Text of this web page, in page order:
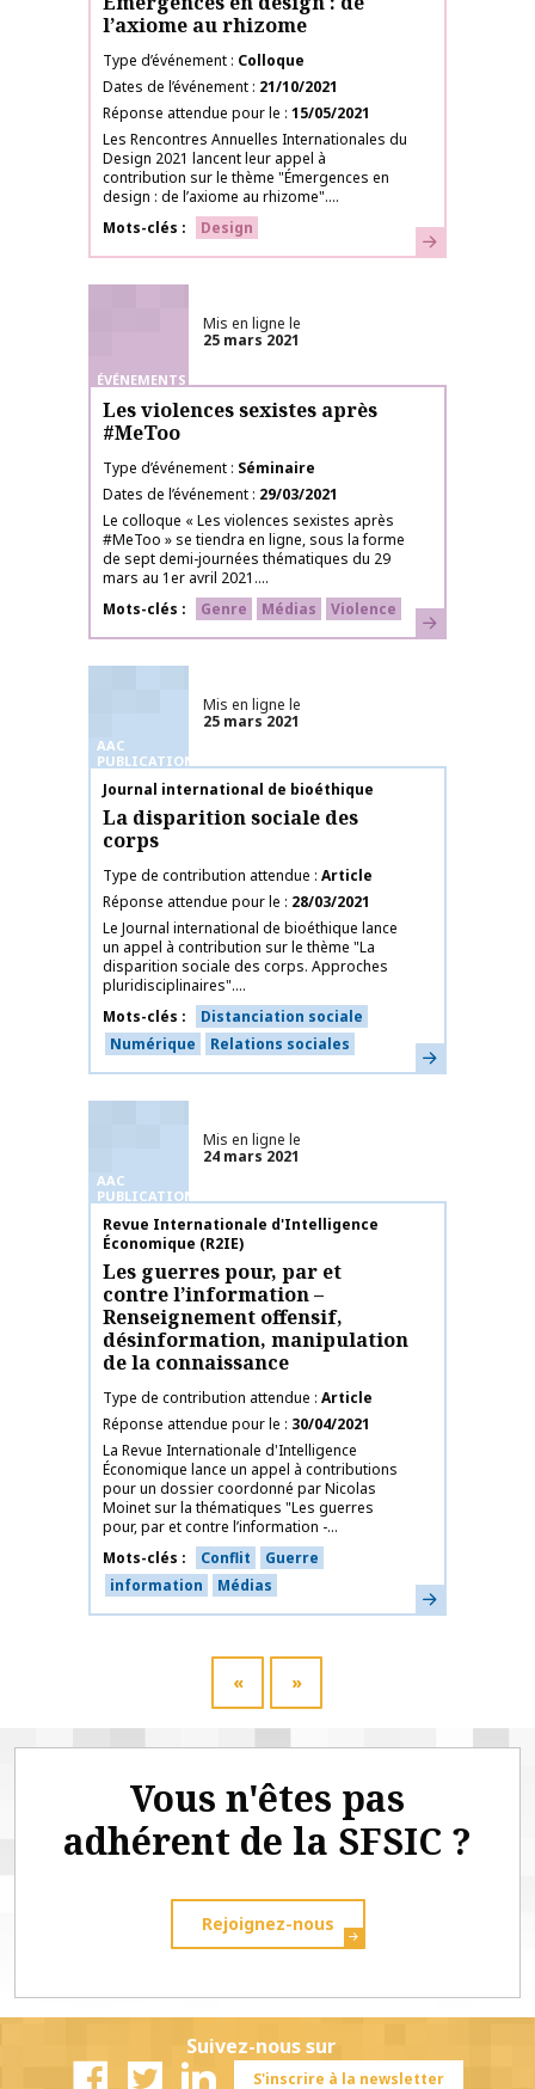
l’axiome au rhizome
Type d’événement Colloque
Dates de l’événement 21/10/2021
Réponse attendue pour le 15/05/2021
Les Rencontres Annuelles Internationales du
Design 2021 lancent leur appel à
contribution sur le thème "Émergences en
design : de l’axiome au rhizome"....
Mots-clés
Design En savoir plus
ÉVÉNEMENTS
Mis en ligne le
25 mars 2021
Les violences sexistes après
#MeToo
Type d’événement Séminaire
Dates de l’événement 29/03/2021
Le colloque « Les violences sexistes après
#MeToo » se tiendra en ligne, sous la forme
de sept demi-journées thématiques du 29
mars au 1er avril 2021....
Mots-clés
Genre Médias Violence En savoir plus
AAC
PUBLICATIONS
Mis en ligne le
25 mars 2021
Nom de la publication
Journal international de bioéthique
La disparition sociale des
corps
Type de contribution attendue Article
Réponse attendue pour le
28/03/2021
Le Journal international de bioéthique lance
un appel à contribution sur le thème "La
disparition sociale des corps. Approches
pluridisciplinaires"....
Mots-clés
Distanciation sociale
Numérique
Relations sociales En savoir plus
AAC
PUBLICATIONS
Mis en ligne le
24 mars 2021
Nom de la publication
Revue Internationale d'Intelligence
Économique (R2IE)
Les guerres pour, par et
contre l’information –
Renseignement offensif,
désinformation, manipulation
de la connaissance
Type de contribution attendue Article
Réponse attendue pour le
30/04/2021
La Revue Internationale d'Intelligence
Économique lance un appel à contributions
pour un dossier coordonné par Nicolas
Moinet sur la thématiques "Les guerres
pour, par et contre l’information -...
Mots-clés
Conflit
Guerre
information
Médias En savoir plus
« »
Vous n'êtes pas
adhérent de la SFSIC ?
Rejoignez-nous
Suivez-nous sur
S'inscrire à la newsletter